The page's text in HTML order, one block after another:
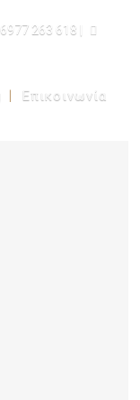
6977 263 618 |
Επικοινωνία